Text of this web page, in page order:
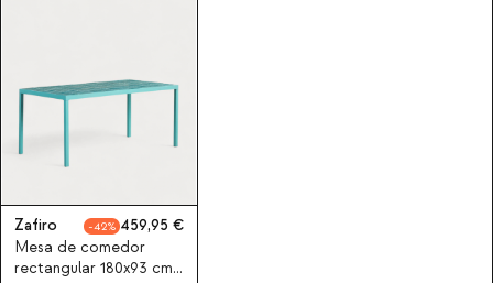
Zafiro 42
459,95
Mesa de comedor
rectangular 180x93 cm